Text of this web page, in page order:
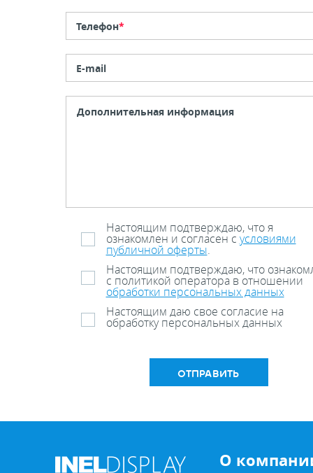
Телефон*
E-mail
Настоящим подтверждаю, что я
ознакомлен и согласен с условиями
публичной оферты.
Настоящим подтверждаю, что
с политикой оператора в отношении
обработки персональных данных
Настоящим даю свое согласие на
обработку персональных данных
ОТПРАВИТЬ
О